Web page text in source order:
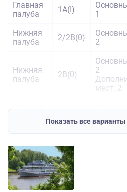
Главная
палуба
1А(I)
1
Нижняя
палуба
2/2В(0)
2
Нижняя
палуба
2В(0)
2
мест: 2
Показать все